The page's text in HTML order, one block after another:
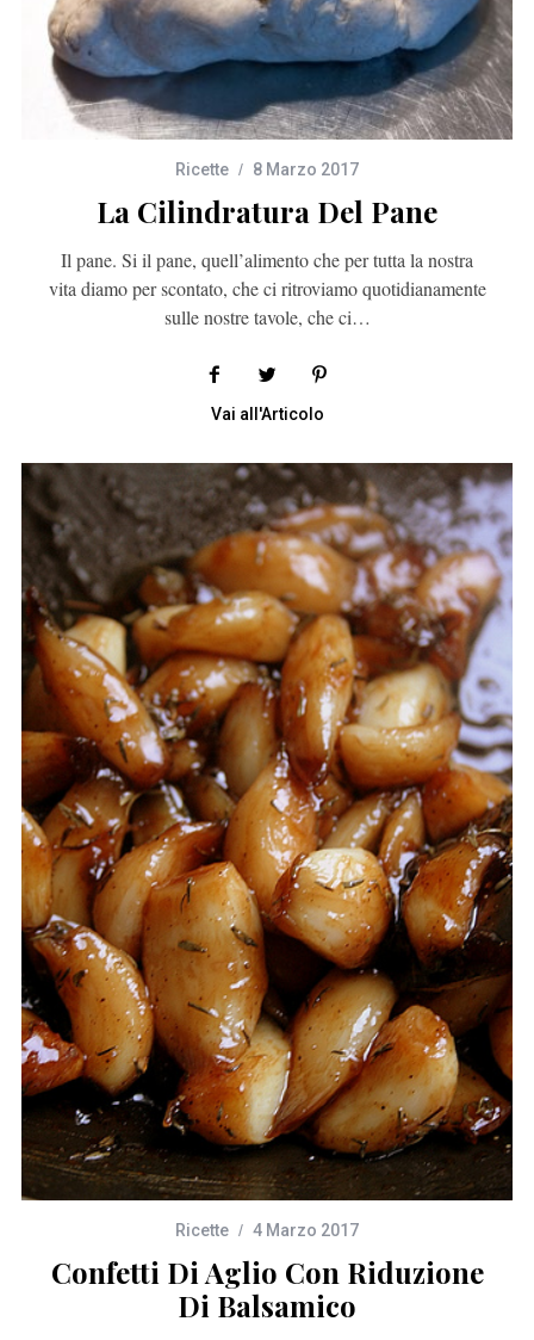
Ricette 8 Marzo 2017
La Cilindratura Del Pane
Il pane. Si il pane, quell’alimento che per tutta la nostra
vita diamo per scontato, che ci ritroviamo quotidianamente
sulle nostre tavole, che ci…
Vai all'Articolo
Ricette 4 Marzo 2017
Confetti Di Aglio Con Riduzione
Di Balsamico